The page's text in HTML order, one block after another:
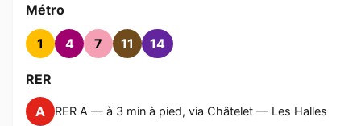
Métro
1 4 7 11 14
RER
A
RER A — à 3 min à pied, via Châtelet — Les Halles